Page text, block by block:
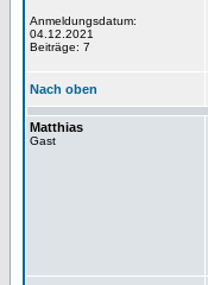
Anmeldungsdatum:
04.12.2021
Beiträge: 7
Nach oben
Matthias
Gast